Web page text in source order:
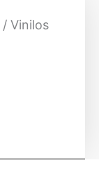
/ Vinilos